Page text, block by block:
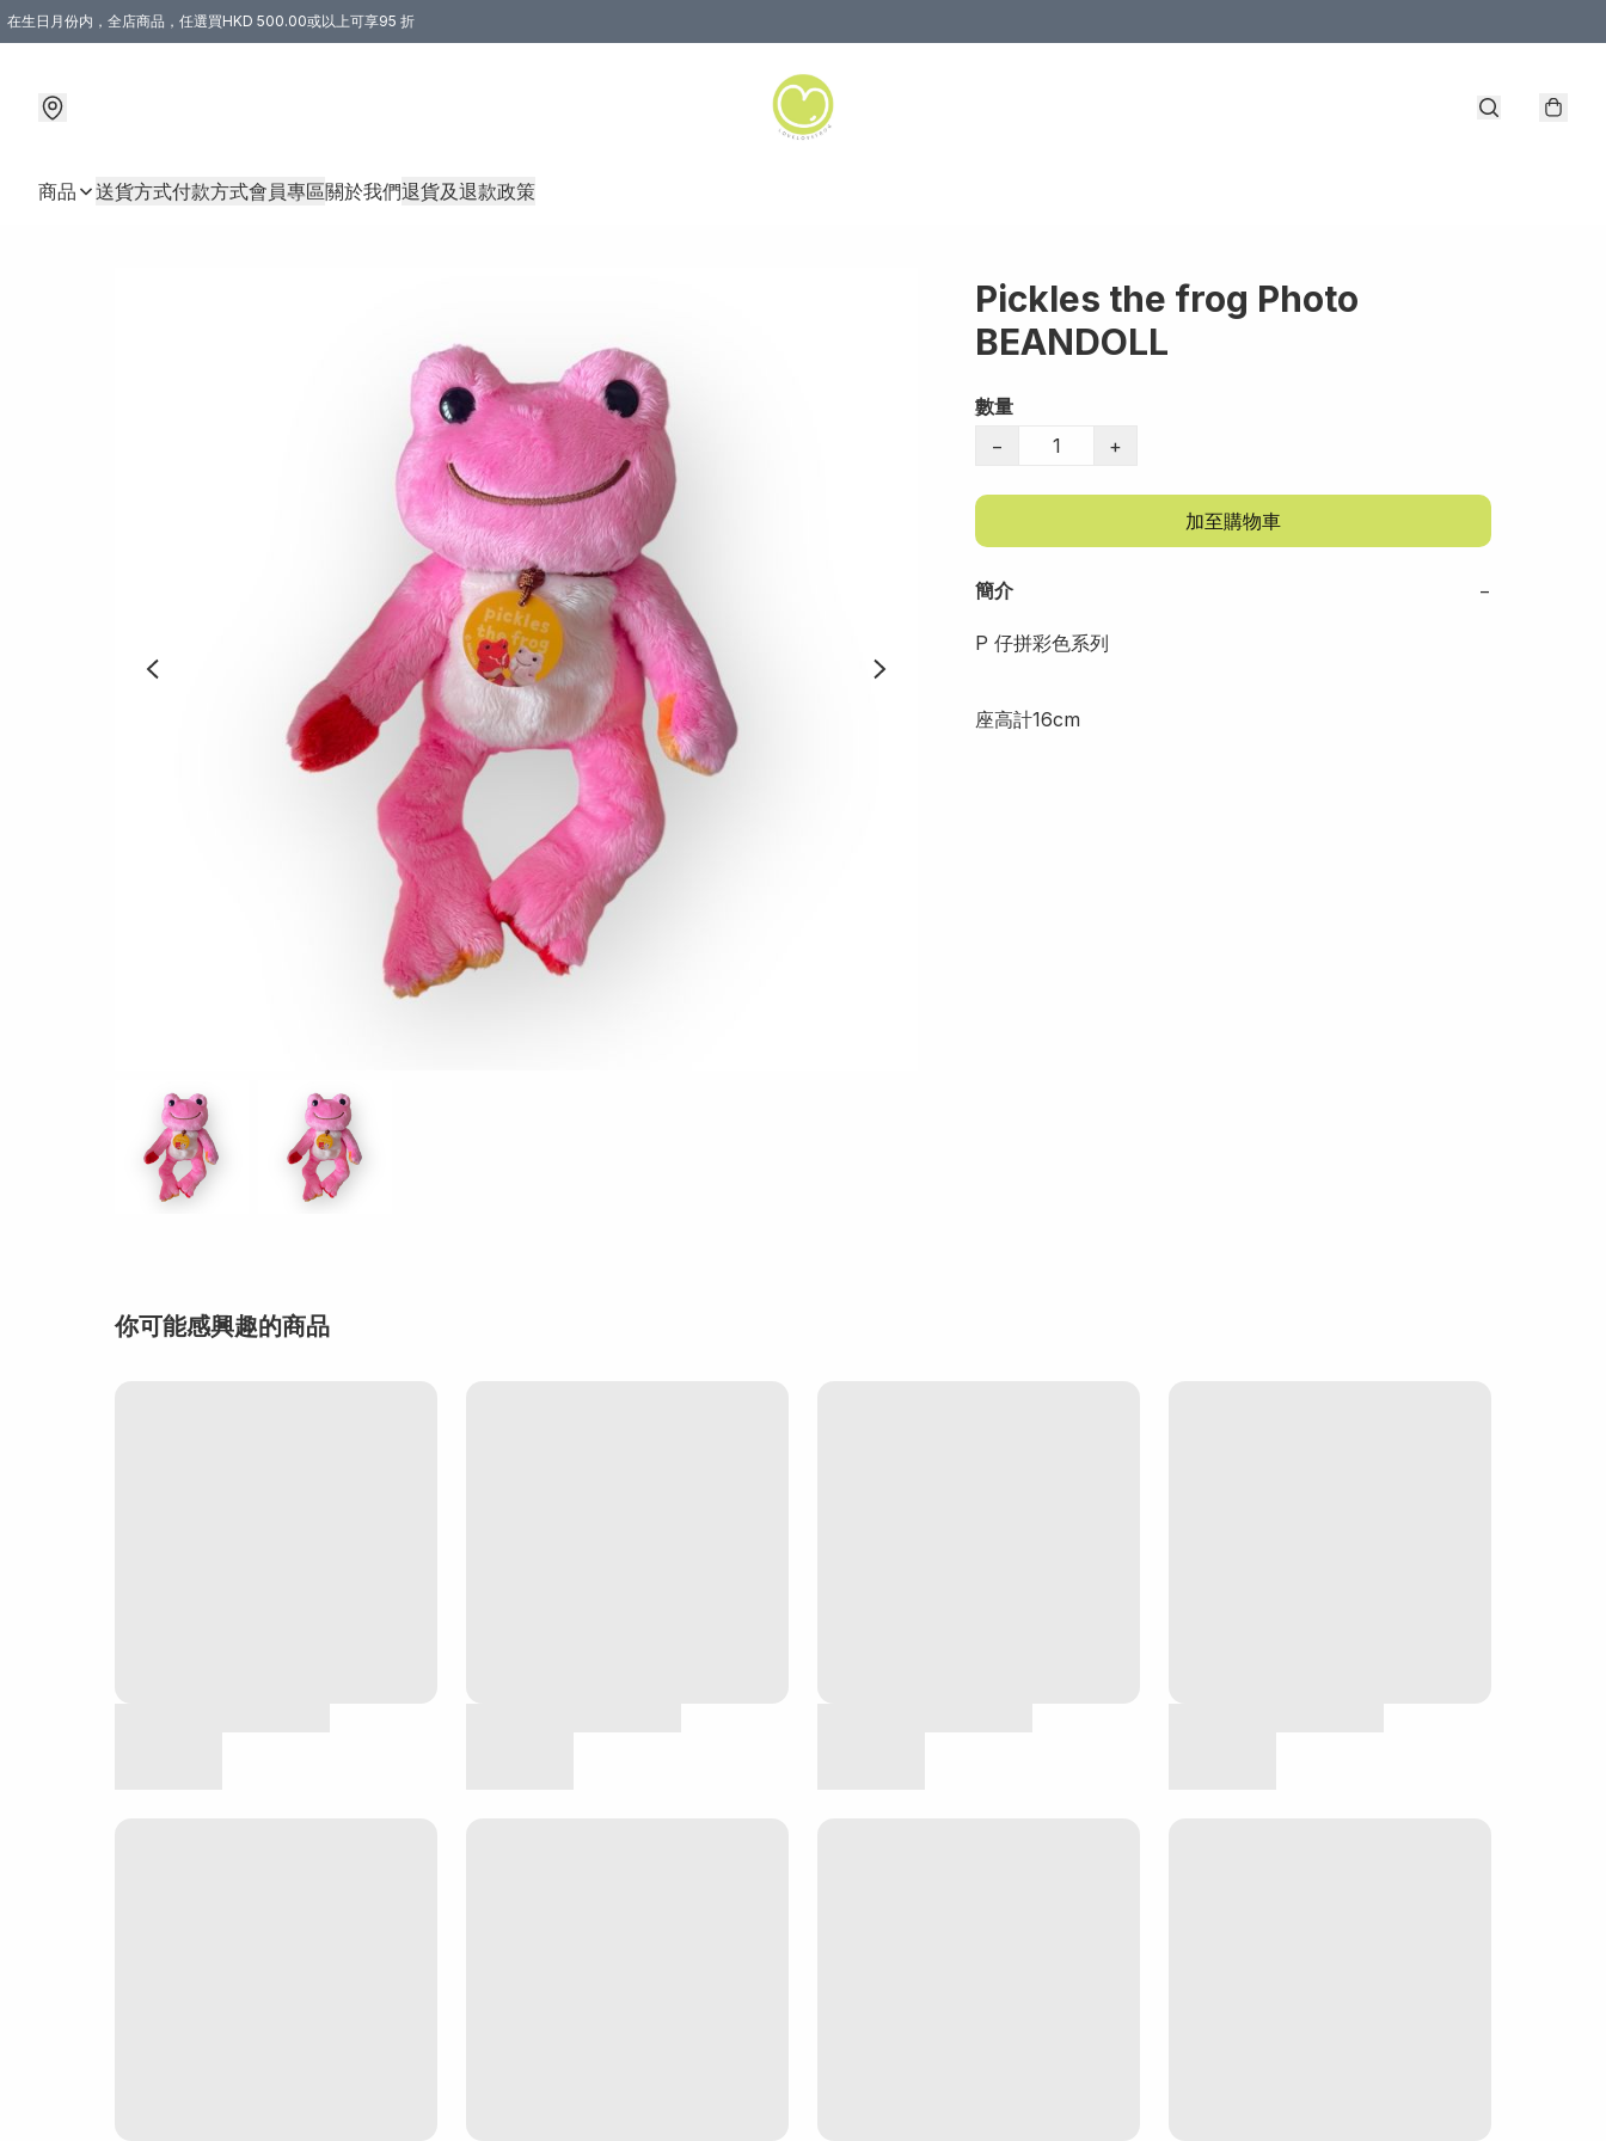
在生日月份内，全店商品，任選買HKD 500.00或以上可享95 折
商品 送貨方式付款方式會員專區關於我們退貨及退款政策
Pickles the frog Photo
BEANDOLL
數量
−
+
加至購物車
簡介 −
P 仔拼彩色系列
座高計16cm
你可能感興趣的商品